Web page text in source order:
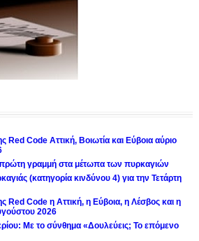
Red Code Αττική, Βοιωτία και Εύβοια αύριο
γραμμή στα μέτωπα των πυρκαγιών
(κατηγορία κινδύνου 4) για την Τετάρτη
Red Code η Αττική, η Εύβοια, η Λέσβος και η
2026
Με το σύνθημα «Δουλεύεις; Το επόμενο